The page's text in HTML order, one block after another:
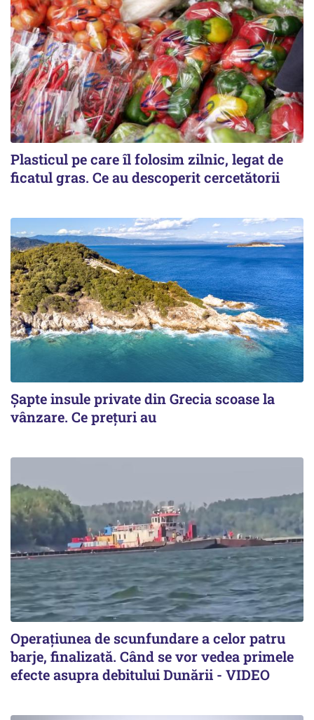
Plasticul pe care îl folosim zilnic, legat de
ficatul gras. Ce au descoperit cercetătorii
Șapte insule private din Grecia scoase la
vânzare. Ce prețuri au
Operațiunea de scunfundare a celor patru
barje, finalizată. Când se vor vedea primele
efecte asupra debitului Dunării - VIDEO